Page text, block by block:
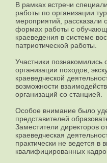
В рамках встречи
работы по организации
мероприятий, рассказали
формах работы с
краеведения в системе
патриотической работы.
Участники
организации походов,
краеведческой
возможности
организаций со станцией.
Особое внимание было
представителей
Заместители директоров
краеведческая
практически не ведется в
квалифицированных